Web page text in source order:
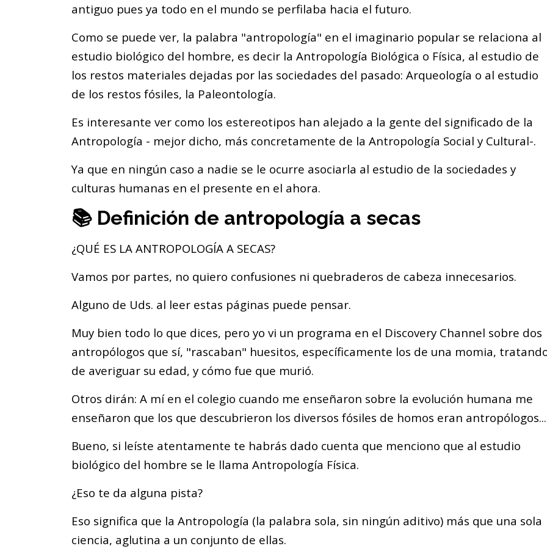
antiguo pues ya todo en el mundo se perfilaba hacia el futuro.
Como se puede ver, la palabra "antropología" en el imaginario popular se relaciona al
estudio biológico del hombre, es decir la Antropología Biológica o Física, al estudio de
los restos materiales dejadas por las sociedades del pasado: Arqueología o al estudio
de los restos fósiles, la Paleontología.
Es interesante ver como los estereotipos han alejado a la gente del significado de la
Antropología - mejor dicho, más concretamente de la Antropología Social y Cultural-.
Ya que en ningún caso a nadie se le ocurre asociarla al estudio de la sociedades y
culturas humanas en el presente en el ahora.
📚 Definición de antropología a secas
¿QUÉ ES LA ANTROPOLOGÍA A SECAS?
Vamos por partes, no quiero confusiones ni quebraderos de cabeza innecesarios.
Alguno de Uds. al leer estas páginas puede pensar.
Muy bien todo lo que dices, pero yo vi un programa en el Discovery Channel sobre dos
antropólogos que sí, "rascaban" huesitos, específicamente los de una momia,
de averiguar su edad, y cómo fue que murió.
Otros dirán: A mí en el colegio cuando me enseñaron sobre la evolución humana me
enseñaron que los que descubrieron los diversos fósiles de homos eran antropólogos...
Bueno, si leíste atentamente te habrás dado cuenta que menciono que al estudio
biológico del hombre se le llama Antropología Física.
¿Eso te da alguna pista?
Eso significa que la Antropología (la palabra sola, sin ningún aditivo) más que una sola
ciencia, aglutina a un conjunto de ellas.